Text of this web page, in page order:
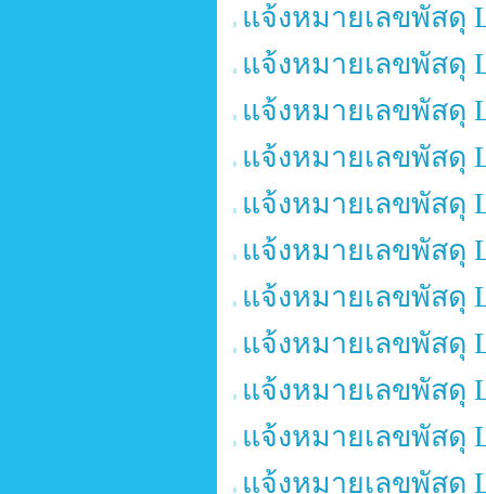
แจ้งหมายเลขพัสดุ
แจ้งหมายเลขพัสดุ
แจ้งหมายเลขพัสดุ
แจ้งหมายเลขพัสดุ
แจ้งหมายเลขพัสดุ
แจ้งหมายเลขพัสดุ
แจ้งหมายเลขพัสดุ
แจ้งหมายเลขพัสดุ
แจ้งหมายเลขพัสดุ
แจ้งหมายเลขพัสดุ
แจ้งหมายเลขพัสดุ